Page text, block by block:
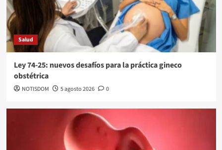
Salud
Ley 74-25: nuevos desafíos para la práctica gineco
obstétrica
NOTISDOM 5 agosto 2026 0